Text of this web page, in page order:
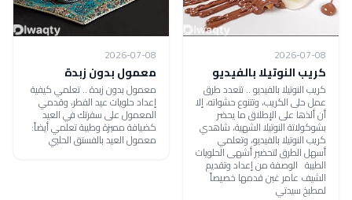
2026-07-08
كريب النوتيلا بالفيديو
كريب النوتيلا بالفيديو .. تتعدد طرق
عمل حلى الكريب، وتتنوع حشواته، إلا
أن ألذها على الإطلاق ما يحضر
بشوكولاتة النوتيلا الشهية، شاهدي
كريب النوتيلا بالفيديو، وتعلمي
أسهل الطرق لتحضير أشهى الحلويات
الطيبة الوصفة من إعداد وتقديم
الشيف عامر غبن قدمها خصيصاً
لمطبخ سيدتي
2026-07-08
معمول بدون زبدة
معمول بدون زبدة .. تعلمي كيفية
إعداد حلويات عيد الفطر، وقدمي
المعمول على سفرتك في العيد
كضيافة مميزة وطيبة تعلمي أيضاً:
معمول العيد بالفستق الحلبي